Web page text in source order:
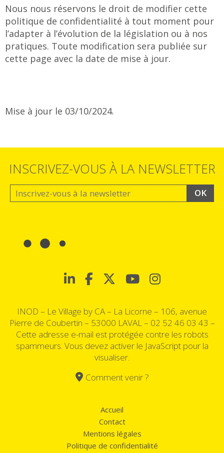
Nous nous réservons le droit de modifier cette
politique de confidentialité à tout moment pour
l’adapter à l’évolution de la législation ou à nos
pratiques. Toute modification sera publiée sur
cette page avec la date de mise à jour.
Mise à jour le 03/10/2024.
INSCRIVEZ-VOUS À LA NEWSLETTER
INOD – Le Village by CA – La Licorne – 106, avenue
Pierre de Coubertin – 53000 LAVAL – 02 52 46 03 43 –
Cette adresse e-mail est protégée contre les robots
spammeurs. Vous devez activer le JavaScript pour la
visualiser.
Comment venir ?
Accueil
Contact
Mentions légales
Politique de confidentialité